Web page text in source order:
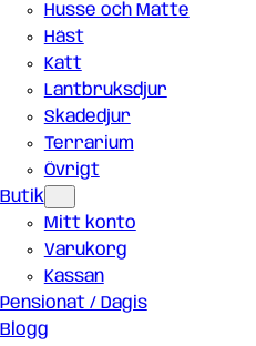
Husse och Matte
Häst
Katt
Lantbruksdjur
Skadedjur
Terrarium
Övrigt
Butik
Mitt konto
Varukorg
Kassan
Pensionat / Dagis
Blogg